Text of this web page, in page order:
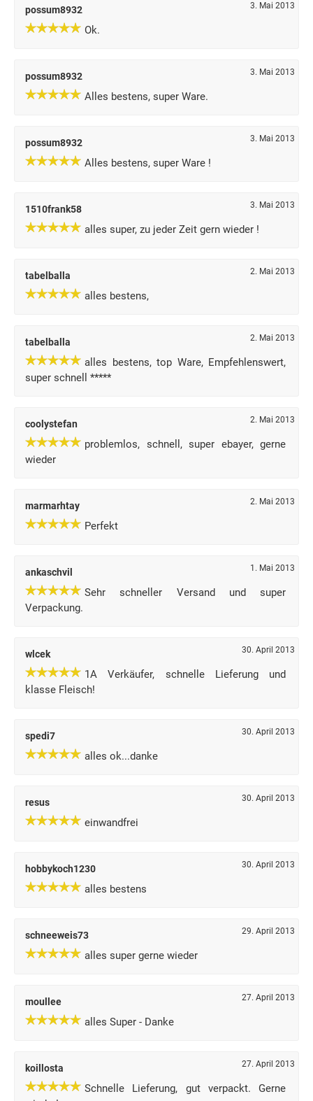
possum8932 3. Mai 2013
Ok.
possum8932 3. Mai 2013
Alles bestens, super Ware.
possum8932 3. Mai 2013
Alles bestens, super Ware !
1510frank58 3. Mai 2013
alles super, zu jeder Zeit gern wieder !
tabelballa 2. Mai 2013
alles bestens,
tabelballa 2. Mai 2013
alles bestens, top Ware, Empfehlenswert,
super schnell *****
coolystefan 2. Mai 2013
problemlos, schnell, super ebayer, gerne
wieder
marmarhtay 2. Mai 2013
Perfekt
ankaschvil 1. Mai 2013
Sehr schneller Versand und super
Verpackung.
wlcek 30. April 2013
1A Verkäufer, schnelle Lieferung und
klasse Fleisch!
spedi7 30. April 2013
alles ok...danke
resus 30. April 2013
einwandfrei
hobbykoch1230 30. April 2013
alles bestens
schneeweis73 29. April 2013
alles super gerne wieder
moullee 27. April 2013
alles Super - Danke
koillosta 27. April 2013
Schnelle Lieferung, gut verpackt. Gerne